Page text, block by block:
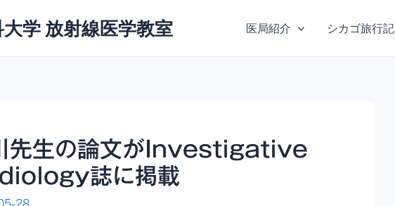
学 放射線医学教室 医局紹介 シカゴ旅行記
先生の論文がInvestigative
誌に掲載